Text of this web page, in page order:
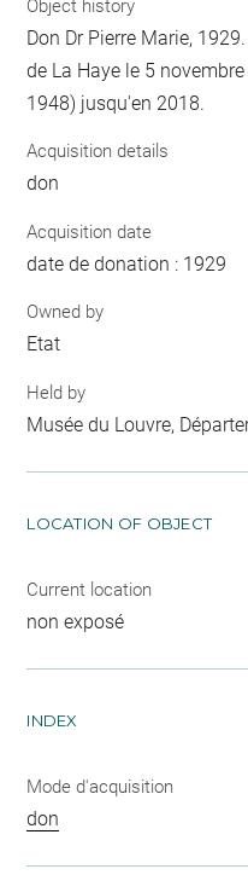
Object history
Don Dr Pierre Marie,
de La Haye le 5
1948) jusqu'en 2018.
Acquisition details
don
Acquisition date
date de donation : 1929
Owned by
Etat
Held by
Musée du Louvre,
LOCATION OF OBJECT
Current location
non exposé
INDEX
Mode d'acquisition
don